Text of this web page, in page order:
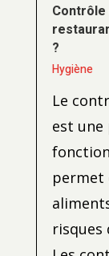
Contrôle
?
Hygiène
Le
est
permet